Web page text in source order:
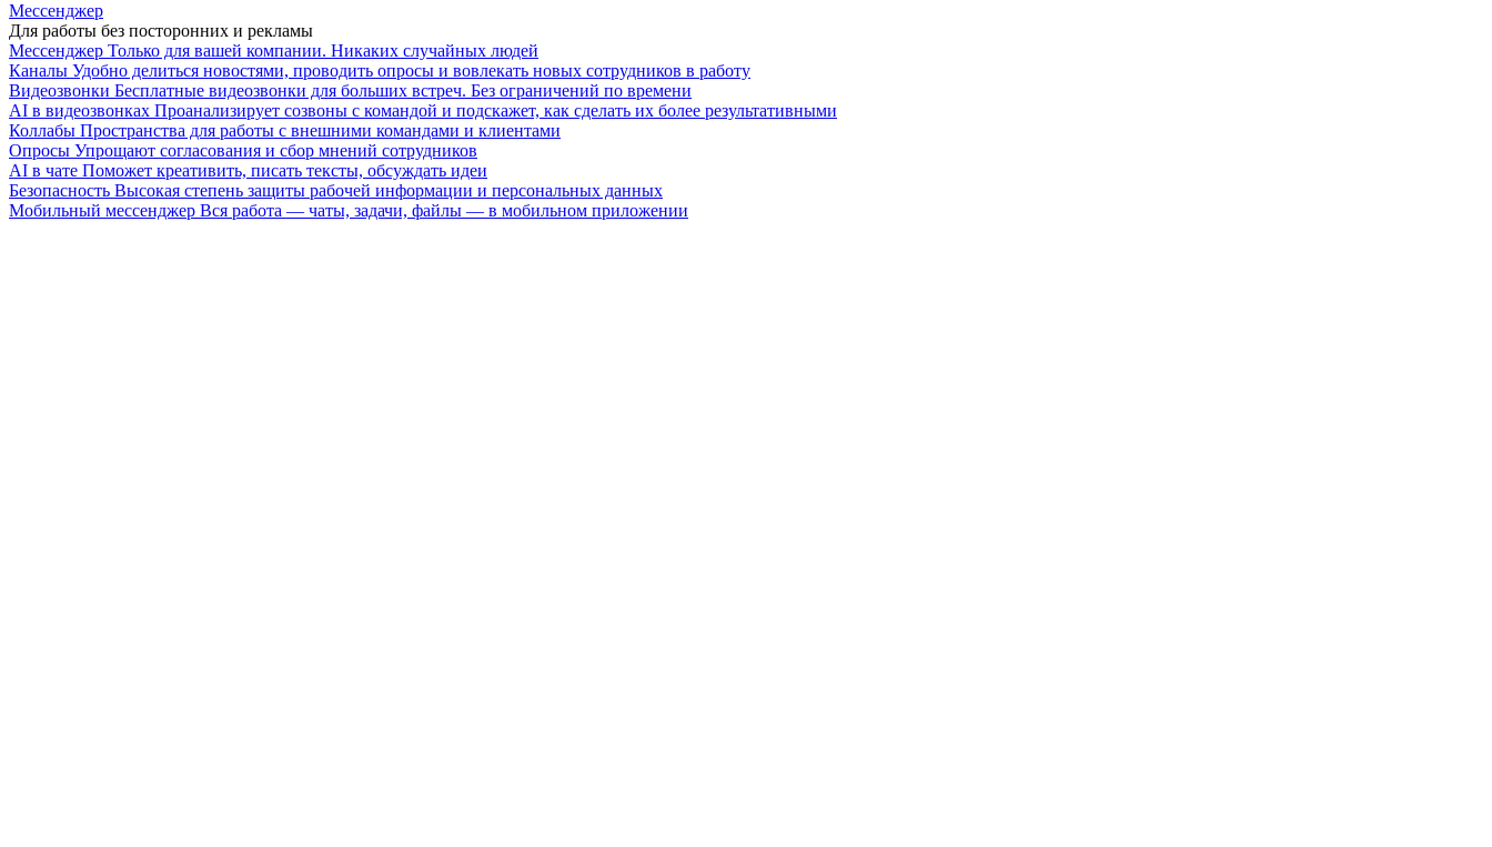
Мессенджер
Для работы без посторонних и рекламы
Мессенджер Только для вашей компании. Никаких случайных людей
Каналы Удобно делиться новостями, проводить опросы и вовлекать новых сотрудников в работу
Видеозвонки Бесплатные видеозвонки для больших встреч. Без ограничений по времени
AI в видеозвонках Проанализирует созвоны с командой и подскажет, как сделать их более результативными
Коллабы Пространства для работы с внешними командами и клиентами
Опросы Упрощают согласования и сбор мнений сотрудников
AI в чате Поможет креативить, писать тексты, обсуждать идеи
Безопасность Высокая степень защиты рабочей информации и персональных данных
Мобильный мессенджер Вся работа — чаты, задачи, файлы — в мобильном приложении